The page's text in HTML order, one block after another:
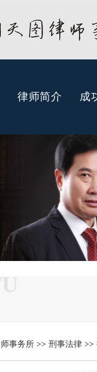
律师简介 成
事务所 >> 刑事法律 >>